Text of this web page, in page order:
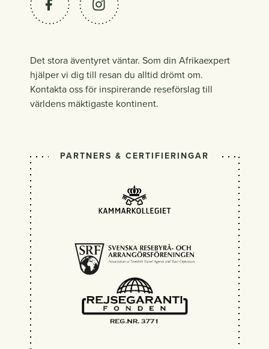
Det stora äventyret väntar. Som din Afrikaexpert
hjälper vi dig till resan du alltid drömt om.
Kontakta oss för inspirerande reseförslag till
världens mäktigaste kontinent.
PARTNERS & CERTIFIERINGAR